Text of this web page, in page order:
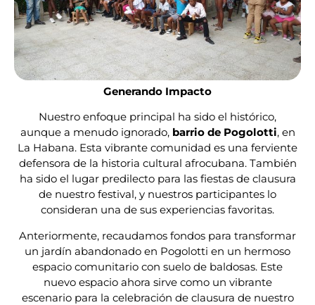
Generando Impacto
Nuestro enfoque principal ha sido el histórico,
aunque a menudo ignorado, barrio de Pogolotti, en
La Habana. Esta vibrante comunidad es una ferviente
defensora de la historia cultural afrocubana. También
ha sido el lugar predilecto para las fiestas de clausura
de nuestro festival, y nuestros participantes lo
consideran una de sus experiencias favoritas.
Anteriormente, recaudamos fondos para transformar
un jardín abandonado en Pogolotti en un hermoso
espacio comunitario con suelo de baldosas. Este
nuevo espacio ahora sirve como un vibrante
escenario para la celebración de clausura de nuestro